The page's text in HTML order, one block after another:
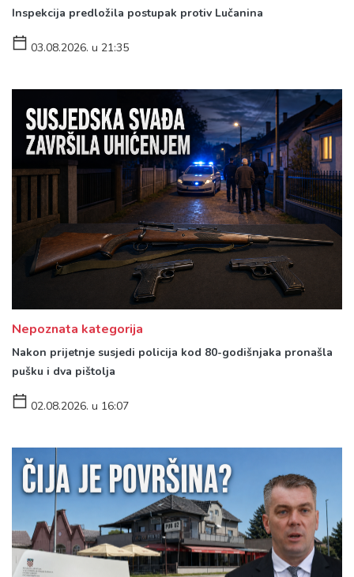
Inspekcija predložila postupak protiv Lučanina
03.08.2026. u 21:35
Nepoznata kategorija
Nakon prijetnje susjedi policija kod 80-godišnjaka pronašla
pušku i dva pištolja
02.08.2026. u 16:07